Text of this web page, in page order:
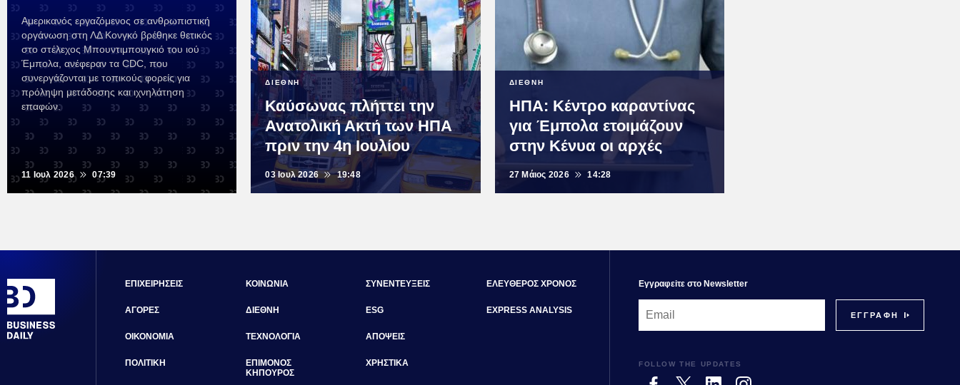
Αμερικανός εργαζόμενος σε ανθρωπιστική
οργάνωση στη ΛΔ Κονγκό βρέθηκε θετικός
στο στέλεχος Μπουντιμπουγκιό του ιού
Έμπολα, ανέφεραν τα CDC, που
συνεργάζονται με τοπικούς φορείς για
πρόληψη μετάδοσης και ιχνηλάτηση
επαφών.
11 Ιουλ 2026 07:39
ΔΙΕΘΝΗ
Καύσωνας πλήττει την
Ανατολική Ακτή των ΗΠΑ
πριν την 4η Ιουλίου
03 Ιουλ 2026 19:48
ΔΙΕΘΝΗ
ΗΠΑ: Κέντρο καραντίνας
για Έμπολα ετοιμάζουν
στην Κένυα οι αρχές
27 Μάιος 2026 14:28
ΕΠΙΧΕΙΡΗΣΕΙΣ
ΑΓΟΡΕΣ
ΟΙΚΟΝΟΜΙΑ
ΠΟΛΙΤΙΚΗ
ΚΟΙΝΩΝΙΑ
ΔΙΕΘΝΗ
ΤΕΧΝΟΛΟΓΙΑ
ΕΠΙΜΟΝΟΣ
ΚΗΠΟΥΡΟΣ
ΣΥΝΕΝΤΕΥΞΕΙΣ
ESG
ΑΠΟΨΕΙΣ
ΧΡΗΣΤΙΚΑ
ΕΛΕΥΘΕΡΟΣ ΧΡΟΝΟΣ
EXPRESS ANALYSIS
FOLLOW THE UPDATES
Εγγραφεiτε στο Newsletter